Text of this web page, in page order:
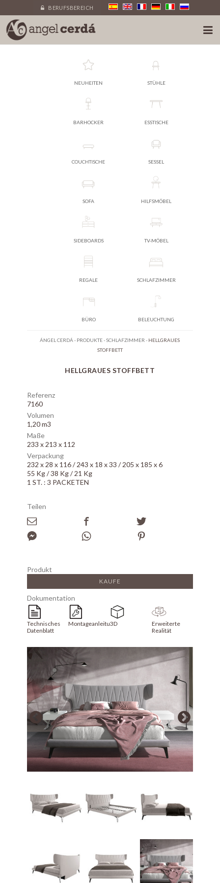
BERUFSBEREICH
NEUHEITEN STÜHLE
BARHOCKER ESSTISCHE
COUCHTISCHE SESSEL
SOFA HILFSMÖBEL
SIDEBOARDS TV-MÖBEL
REGALE SCHLAFZIMMER
BÜRO BELEUCHTUNG
ÁNGEL CERDÁ - PRODUKTE-SCHLAFZIMMER - HELLGRAUES
STOFFBETT
HELLGRAUES STOFFBETT
Referenz
7160
Volumen
1,20 m3
Maße
233 x 213 x 112
Verpackung
232 x 28 x 116 / 243 x 18 x 33 / 205 x 185 x 6
55 Kg / 38 Kg / 21 Kg
1 ST. : 3 PACKETEN
Teilen
Produkt
KAUFE
Dokumentation
Technisches
Datenblatt
Montageanleitung
3D
Erweiterte
Realität
Array